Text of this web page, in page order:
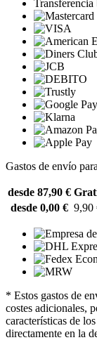
Transferencia
Gastos de envío
desde 87,90 €
desde 0,00 € 9,90
* Estos gastos de
costes adicionales,
características de
directamente en la